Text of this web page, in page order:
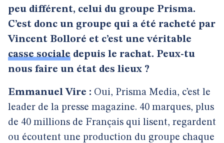
peu différent, celui du groupe Prisma.
C’est donc un groupe qui a été racheté par
Vincent Bolloré et c’est une véritable
casse sociale depuis le rachat. Peux-tu
nous faire un état des lieux ?
Emmanuel Vire : Oui, Prisma Media, c’est le
leader de la presse magazine. 40 marques, plus
de 40 millions de Français qui lisent, regardent
ou écoutent une production du groupe chaque